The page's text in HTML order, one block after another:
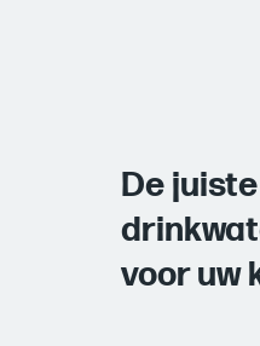
De
voor uw